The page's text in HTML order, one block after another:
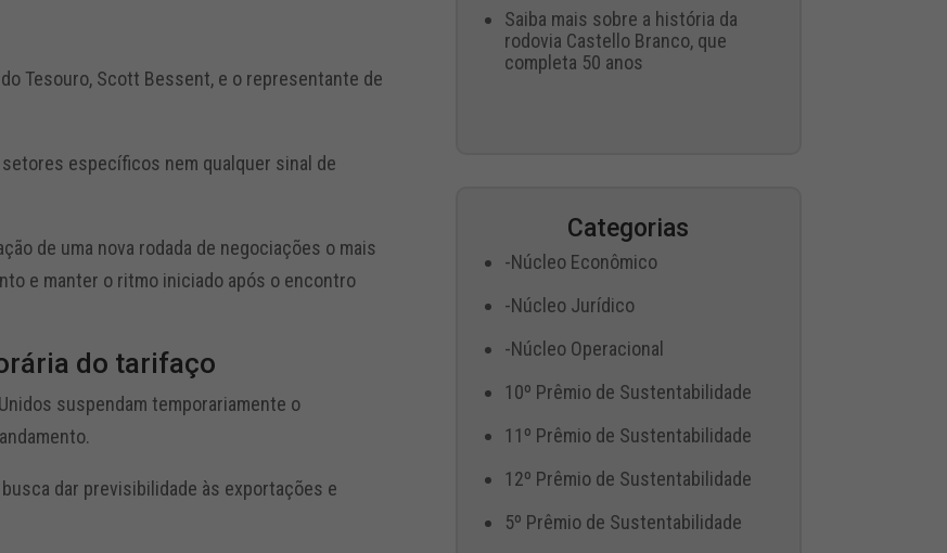
Tesouro, Scott Bessent, e o representante de
específicos nem qualquer sinal de
de uma nova rodada de negociações o mais
e manter o ritmo iniciado após o encontro
do tarifaço
suspendam temporariamente o
busca dar previsibilidade às exportações e
Saiba mais sobre a história da
rodovia Castello Branco, que
completa 50 anos
Categorias
-Núcleo Econômico
-Núcleo Jurídico
-Núcleo Operacional
10º Prêmio de Sustentabilidade
11º Prêmio de Sustentabilidade
12º Prêmio de Sustentabilidade
5º Prêmio de Sustentabilidade